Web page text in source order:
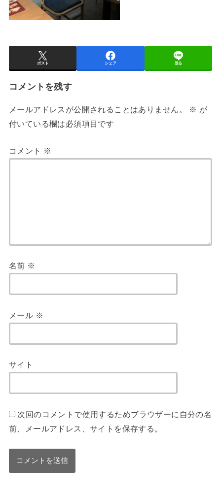
ポスト シェア 送る
コメントを残す
メールアドレスが公開されることはありません。 ※ が
付いている欄は必須項目です
コメント ※
名前 ※
メール ※
サイト
次回のコメントで使用するためブラウザーに自分の名
前、メールアドレス、サイトを保存する。